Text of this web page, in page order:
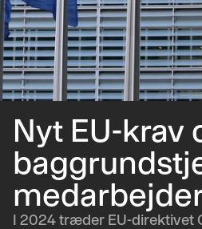
Nyt EU-krav
I 2024 træder EU-direktivet